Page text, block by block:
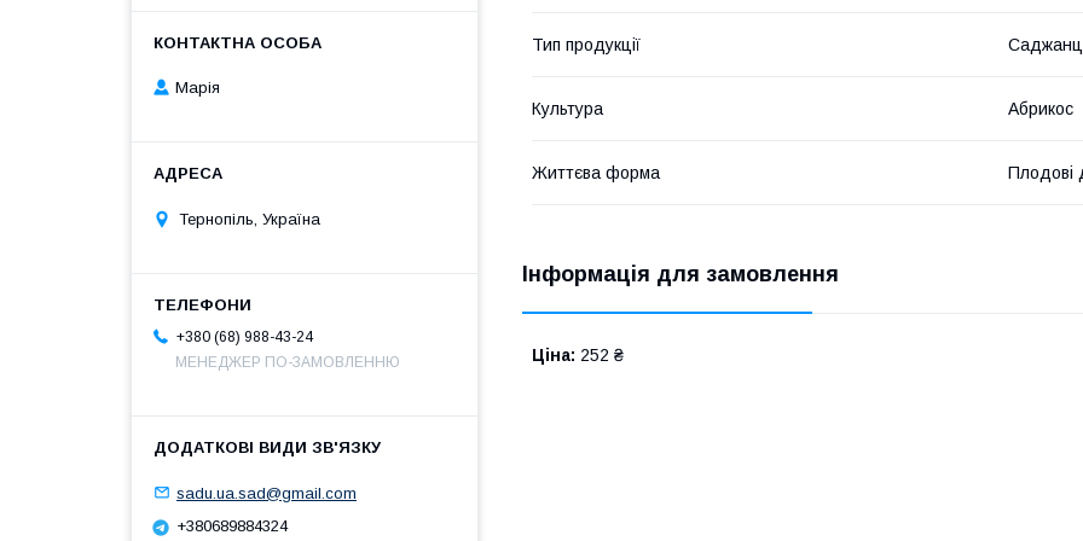
Тип продукції
Культура Абрикос
Життєва форма Плодові
Інформація для замовлення
Ціна: 252 ₴
Марія
Тернопіль, Україна
+380 (68) 988-43-24
МЕНЕДЖЕР ПО-ЗАМОВЛЕННЮ
sadu.ua.sad@gmail.com
+380689884324